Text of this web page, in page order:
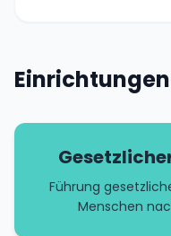
Einrichtungen
Führung
Menschen